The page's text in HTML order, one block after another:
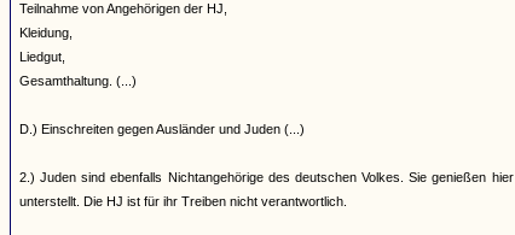
Teilnahme von Angehörigen der HJ,
Kleidung,
Liedgut,
Gesamthaltung. (...)
D.) Einschreiten gegen Ausländer und Juden (...)
2.) Juden sind ebenfalls Nichtangehörige des deutschen Volkes. Sie genießen
unterstellt. Die HJ ist für ihr Treiben nicht verantwortlich.